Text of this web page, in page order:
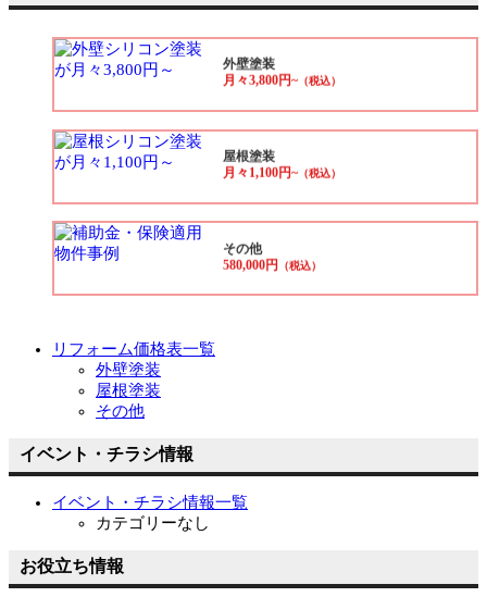
外壁塗装
月々3,800円~ （税込）
屋根塗装
月々1,100円~ （税込）
その他
580,000円
（税込）
リフォーム価格表一覧
外壁塗装
屋根塗装
その他
イベント・チラシ情報
イベント・チラシ情報一覧
カテゴリーなし
お役立ち情報